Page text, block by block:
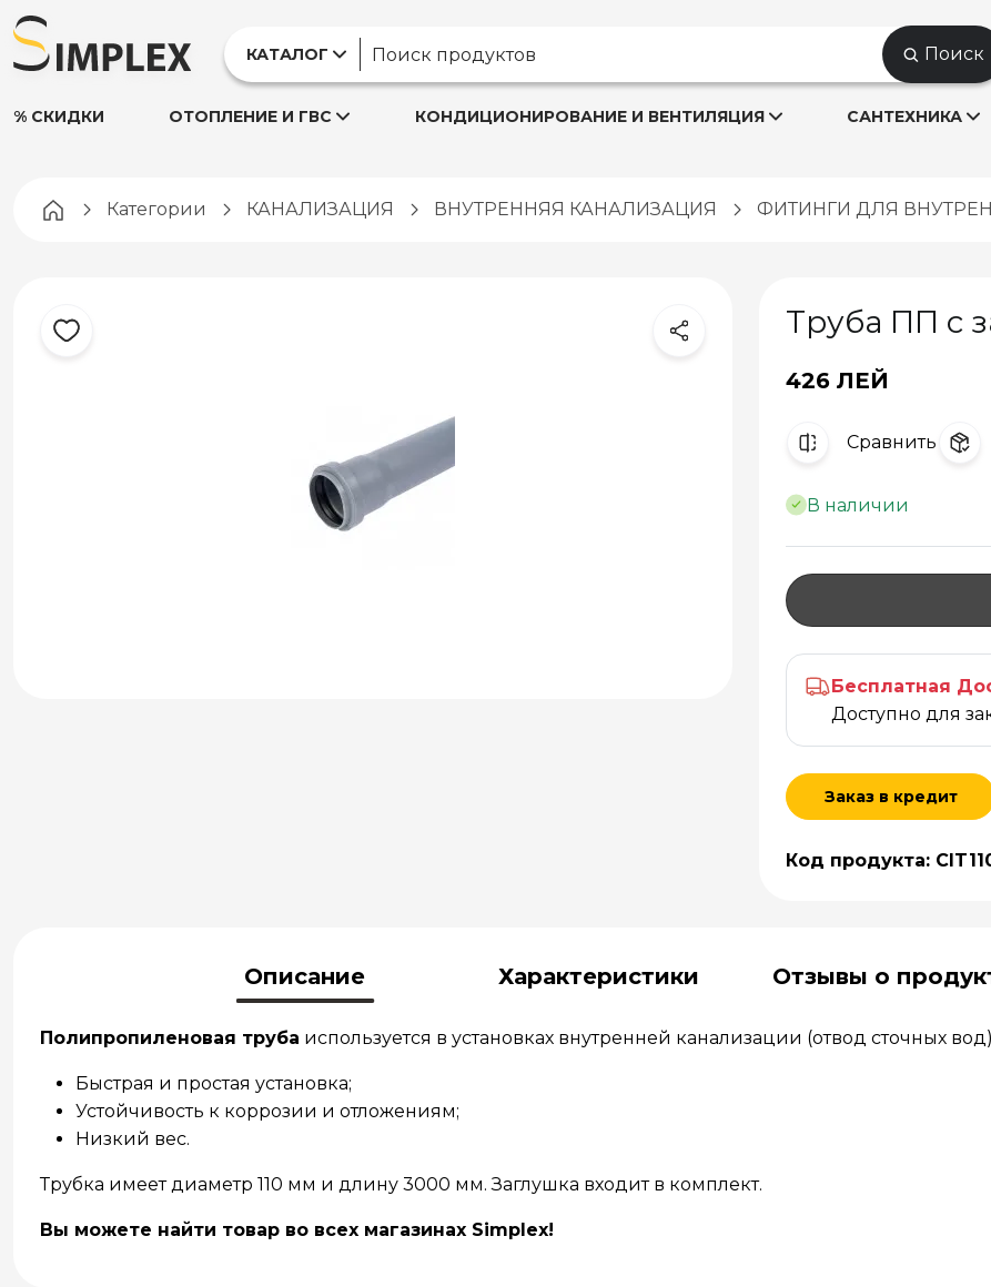
КАТАЛОГ Поиск
% СКИДКИ ОТОПЛЕНИЕ И ГВС КОНДИЦИОНИРОВАНИЕ И ВЕНТИЛЯЦИЯ САНТЕХНИКА
Pagina principală
Категории КАНАЛИЗАЦИЯ ВНУТРЕННЯЯ КАНАЛИЗАЦИЯ ФИТИНГИ ДЛЯ
Труба ПП с
426 ЛЕЙ
Cравнить
В наличии
Бесплатная
Доступно для
Заказ в кредит
Код продукта:
Описание Характеристики Отзывы о
Полипропиленовая труба используется в установках внутренней канализации (отвод сточных
Быстрая и простая установка;
Устойчивость к коррозии и отложениям;
Низкий вес.
Трубка имеет диаметр 110 мм и длину 3000 мм. Заглушкa входит в комплект.
Вы можете найти товар во всех магазинах Simplex!